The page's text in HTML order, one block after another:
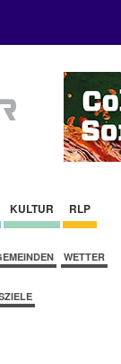
KULTUR RLP
WETTER